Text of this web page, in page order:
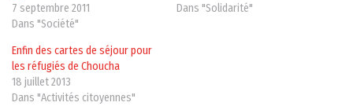
7 septembre 2011
Dans "Société"
Dans "Solidarité"
Enfin des cartes de séjour pour
les réfugiés de Choucha
18 juillet 2013
Dans "Activités citoyennes"